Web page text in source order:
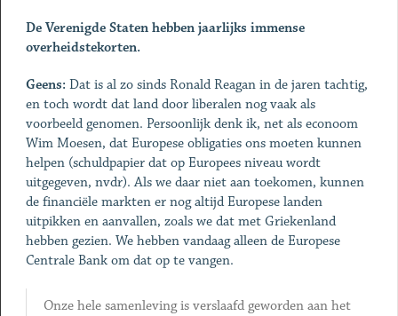
De Verenigde Staten hebben jaarlijks immense
overheidstekorten.
Geens: Dat is al zo sinds Ronald Reagan in de jaren tachtig,
en toch wordt dat land door liberalen nog vaak als
voorbeeld genomen. Persoonlijk denk ik, net als econoom
Wim Moesen, dat Europese obligaties ons moeten kunnen
helpen (schuldpapier dat op Europees niveau wordt
uitgegeven, nvdr). Als we daar niet aan toekomen, kunnen
de financiële markten er nog altijd Europese landen
uitpikken en aanvallen, zoals we dat met Griekenland
hebben gezien. We hebben vandaag alleen de Europese
Centrale Bank om dat op te vangen.
Onze hele samenleving is verslaafd geworden aan het